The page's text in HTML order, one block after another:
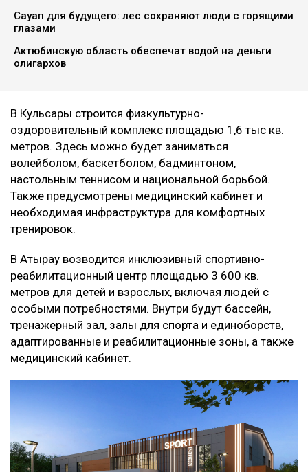
Сауап для будущего: лес сохраняют люди с горящими
глазами
Актюбинскую область обеспечат водой на деньги
олигархов
В Кульсары строится физкультурно-
оздоровительный комплекс площадью 1,6 тыс кв.
метров. Здесь можно будет заниматься
волейболом, баскетболом, бадминтоном,
настольным теннисом и национальной борьбой.
Также предусмотрены медицинский кабинет и
необходимая инфраструктура для комфортных
тренировок.
В Атырау возводится инклюзивный спортивно-
реабилитационный центр площадью 3 600 кв.
метров для детей и взрослых, включая людей с
особыми потребностями. Внутри будут бассейн,
тренажерный зал, залы для спорта и единоборств,
адаптированные и реабилитационные зоны, а также
медицинский кабинет.